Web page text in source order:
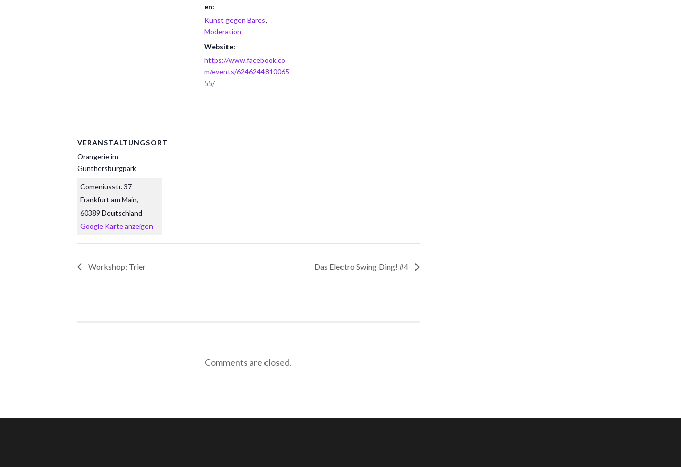
en:
Kunst gegen Bares,
Moderation
Website:
https://www.facebook.co
m/events/6246244810065
55/
VERANSTALTUNGSORT
Orangerie im
Günthersburgpark
Comeniusstr. 37
Frankfurt am Main,
60389 Deutschland
Google Karte anzeigen
Workshop: Trier Das Electro Swing Ding! #4
Comments are closed.